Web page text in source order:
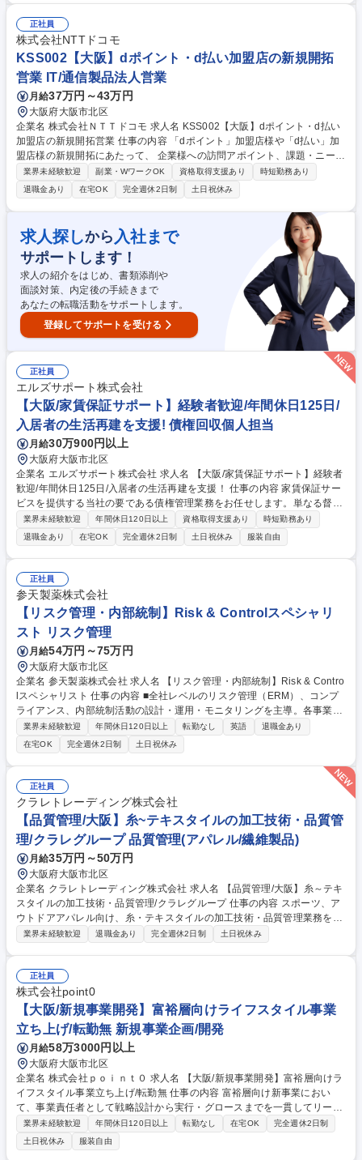
会社の安全対策効率化 ★ハイテク：中国ロボティクス市場への新規参入戦
略策定/推進 ★ヘルスケア：製剤データのマネジメントシステム構築 ★航
空：航空会社のデジタルマーケティングの高度化 ★小売：データアナリテ
ィクスを活用した店舗出店戦略支援 ★官公庁：スマートシティ事業の海外
展開戦略の策定 など 募集職種 ※大阪【オープンポジション】ビジネスコ
ンサルタント(マネージャークラス)
正社員
株式会社NTTドコモ
KSS002【大阪】dポイント・d払い加盟店の新規開拓
営業 IT/通信製品法人営業
月給37万円～43万円
大阪府大阪市北区
企業名 株式会社ＮＴＴドコモ 求人名 KSS002【大阪】dポイント・d払い
加盟店の新規開拓営業 仕事の内容 「dポイント」加盟店様や「d払い」加
盟店様の新規開拓にあたって、 企業様への訪問アポイント、課題・ニーズ
のヒアリング、課題・ニーズに合わせた最適な提案に向けた資料作成、提
案活動をお任せします。 【詳細】 ■非加盟店様への広告CRM商材等のマ
ーケティングソリューションの受注にむけた、企業様への訪問アポイント
■課題・ニーズのヒアリング■課題・ニーズに合わせた最適なマーケティン
グソリューションの提案資料作成、提案活動■契約関連業務等■自らの経験
や専門知識・スキル等をチームメンバーへ展開 募集職種 KSS002【大阪】
dポイント・d払い加盟店の新規開拓営業
業界未経験歓迎 副業・WワークOK 資格取得支援あり
時短勤務あり
退職金あり
在宅OK 完全週休2日制 土日祝休み
求人探しから 入社まで
サポートします！
求人の紹介をはじめ、書類添削や
面談対策、内定後の手続きまで
あなたの転職活動をサポートします。
登録してサポートを受ける
正社員
エルズサポート株式会社
【大阪/家賃保証サポート】経験者歓迎/年間休日125日/
入居者の生活再建を支援! 債権回収個人担当
月給30万900円以上
大阪府大阪市北区
企業名 エルズサポート株式会社 求人名 【大阪/家賃保証サポート】経験者
歓迎/年間休日125日/入居者の生活再建を支援！ 仕事の内容 家賃保証サー
ビスを提供する当社の要である債権管理業務をお任せします。単なる督促
業務ではなく、お客様の相談に乗りながらお支払いのプランニングを行っ
ていただく業務です。 ■内勤時は顧客への架電/SMSでの連絡/代理店への
状況報告/事務作業等、外勤時は契約物件への訪問(直行直帰可)を行いま
す。 【入社後の流れ】■入社後は先輩社員との訪問同行を通じて業界知識
や、更なる折衝スキルを身につけていただきます。将来的にはリーダーと
してメンバーの育成やマネジメント業務などもお任せする可能性もござい
ます。 【キャリアアップ】 プロセスを含めた評価体制で入社2-3年で係長
を目指せます。 募集職種 【大阪/家賃保証サポート】経験者歓迎/年間休日
125日/入居者の生活再建を支援！
業界未経験歓迎 年間休日120日以上 資格取得支援あり
時短勤務あり
退職金あり
在宅OK 完全週休2日制 土日祝休み 服装自由
正社員
参天製薬株式会社
【リスク管理・内部統制】Risk & Controlスペシャリ
スト リスク管理
月給54万円～75万円
大阪府大阪市北区
企業名 参天製薬株式会社 求人名 【リスク管理・内部統制】Risk & Contro
lスペシャリスト 仕事の内容 ■全社レベルのリスク管理（ERM）、コンプ
ライアンス、内部統制活動の設計・運用・モニタリングを主導。各事業部
門やグローバル関係者と連携し、リスク評価や低減策の実行、問題解決を
支援します。 (1) 担当領域におけるリスク評価、優先順位付け、低減策・
報告プロセスの運用・改善 (2) コンプライアンスリスク・内部統制の点
検、予防策・改善案の提案 (3) 危機管理委員会等の事務局運営支援、内部
通報（Speak-up）案件の事実確認・是正策支援 (4) 経営層・関連委員会向
けのリスク分析、報告資料・ダッシュボード作成 (5) 統制オーナーシップ
やSpeak-upカルチャー醸成に向けた研修支援 募集職種 【リスク管理・内
部統制】Risk & Controlスペシャリスト
業界未経験歓迎 年間休日120日以上 転勤なし 英語
退職金あり
在宅OK
完全週休2日制 土日祝休み
正社員
クラレトレーディング株式会社
【品質管理/大阪】糸~テキスタイルの加工技術・品質管
理/クラレグループ 品質管理(アパレル/繊維製品)
月給35万円～50万円
大阪府大阪市北区
企業名 クラレトレーディング株式会社 求人名 【品質管理/大阪】糸～テキ
スタイルの加工技術・品質管理/クラレグループ 仕事の内容 スポーツ、ア
ウトドアアパレル向け、糸・テキスタイルの加工技術・品質管理業務をお
任せいたします。 ポリエステル繊維を主とする原糸からテキスタイル生産
後/月。海外も可能性はあり。 ■アイテム：Tシャツ、インナーやアウタ
ー、ボトムス等。スポーツ系の生地の生産がメイン。 募集職種 【品質管
理/大阪】糸～テキスタイルの加工技術・品質管理/クラレグループ
業界未経験歓迎 退職金あり 完全週休2日制 土日祝休み
正社員
株式会社point0
【大阪/新規事業開発】富裕層向けライフスタイル事業
立ち上げ/転勤無 新規事業企画/開発
月給58万3000円以上
大阪府大阪市北区
企業名 株式会社ｐｏｉｎｔ０ 求人名 【大阪/新規事業開発】富裕層向けラ
イフスタイル事業立ち上げ/転勤無 仕事の内容 富裕層向け新事業におい
て、事業責任者として戦略設計から実行・グロースまでを一貫してリード
していただきます。経営陣と直接議論しながら、0→1フェーズの事業立ち
上げを推進いただきます。 【具体的には】■商品設計・価格戦略・投資判
断を含めた意思決定をリード■顧客セグメント定義および提供価値設計、
業界未経験歓迎 年間休日120日以上 転勤なし 在宅OK
完全週休2日制
土日祝休み
服装自由